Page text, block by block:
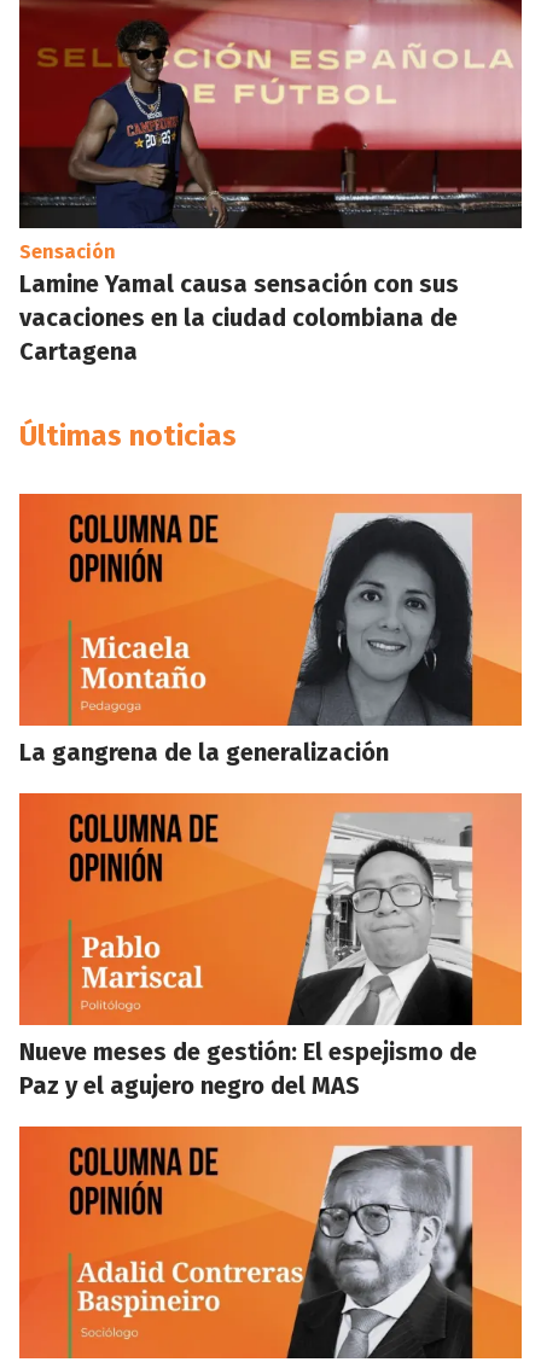
Sensación
Lamine Yamal causa sensación con sus
vacaciones en la ciudad colombiana de
Cartagena
Últimas noticias
La gangrena de la generalización
Nueve meses de gestión: El espejismo de
Paz y el agujero negro del MAS